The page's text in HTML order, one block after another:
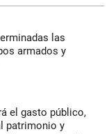
las
armados y
el gasto público,
patrimonio y